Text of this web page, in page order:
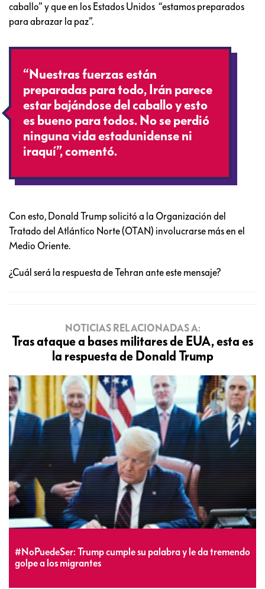
caballo” y que en los Estados Unidos “estamos preparados
para abrazar la paz”.
“Nuestras fuerzas están
preparadas para todo, Irán parece
estar bajándose del caballo y esto
es bueno para todos. No se perdió
ninguna vida estadunidense ni
iraquí”, comentó.
Con esto, Donald Trump solicitó a la Organización del
Tratado del Atlántico Norte (OTAN) involucrarse más en el
Medio Oriente.
¿Cuál será la respuesta de Tehran ante este mensaje?
NOTICIAS RELACIONADAS A:
Tras ataque a bases militares de EUA, esta es
la respuesta de Donald Trump
#NoPuedeSer: Trump cumple su palabra y le da tremendo
golpe a los migrantes